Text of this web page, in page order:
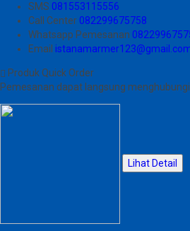
SMS 081553115556
Call Center 082299675758
Whatsapp Pemesanan
Email
Produk Quick Order
Pemesanan dapat langsung
Lihat Detail